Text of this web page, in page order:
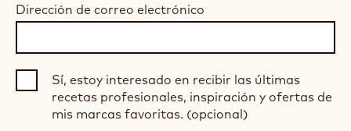
Dirección de correo electrónico
Sí, estoy interesado en recibir las últimas
recetas profesionales, inspiración y ofertas de
mis marcas favoritas. (opcional)